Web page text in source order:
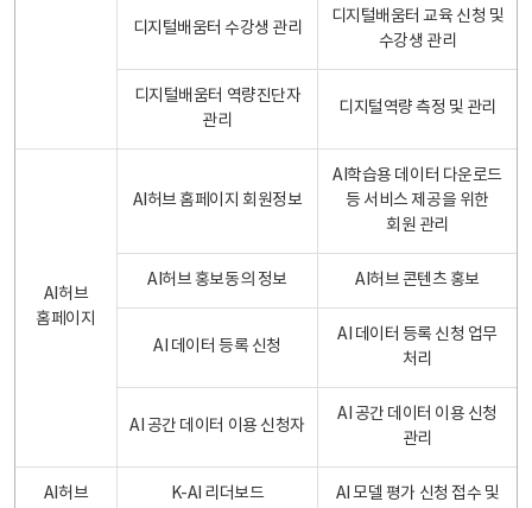
디지털배움터 수강생 관리
디지털배움터 교육 신청 및
수강생 관리
디지털배움터 역량진단자
관리
디지털역량 측정 및 관리
AI허브
홈페이지
AI허브 홈페이지 회원정보
AI학습용 데이터 다운로드
등 서비스 제공을 위한
회원 관리
AI허브 홍보동의 정보 AI허브 콘텐츠 홍보
AI 데이터 등록 신청
AI 데이터 등록 신청 업무
처리
AI 공간 데이터 이용 신청자
AI 공간 데이터 이용 신청
관리
AI허브
K-AI 리더보드
AI 모델 평가 신청 접수 및